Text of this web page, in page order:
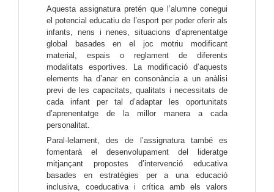
Aquesta assignatura pretén que l’alumne conegui
el potencial educatiu de l’esport per poder oferir als
infants, nens i nenes, situacions d’aprenentatge
global basades en el joc motriu modificant
material, espais o reglament de diferents
modalitats esportives. La modificació d’aquests
elements ha d’anar en consonància a un anàlisi
previ de les capacitats, qualitats i necessitats de
cada infant per tal d’adaptar les oportunitats
d’aprenentatge de la millor manera a cada
personalitat.
Paral·lelament, des de l’assignatura també es
fomentarà el desenvolupament del lideratge
mitjançant propostes d’intervenció educativa
basades en estratègies per a una educació
inclusiva, coeducativa i crítica amb els valors